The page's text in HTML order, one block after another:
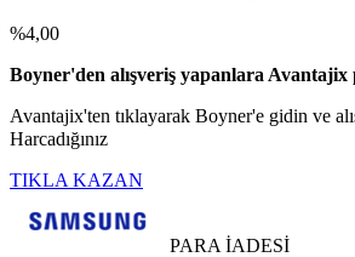
%4,00
Boyner'den alışveriş yapanlara
Avantajix'ten tıklayarak Boyner'e gidin ve
Harcadığınız
TIKLA KAZAN
PARA İADESİ